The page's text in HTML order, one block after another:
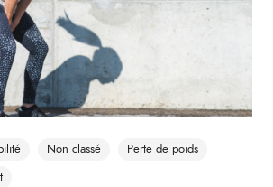
Non classé
Perte de poids